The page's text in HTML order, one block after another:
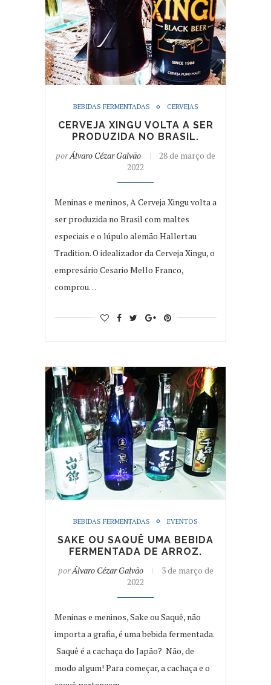
BEBIDAS FERMENTADAS CERVEJAS
CERVEJA XINGU VOLTA A SER
PRODUZIDA NO BRASIL.
porÁlvaro Cézar Galvão
28 de março de
2022
Meninas e meninos, A Cerveja Xingu volta a
ser produzida no Brasil com maltes
especiais e o lúpulo alemão Hallertau
Tradition. O idealizador da Cerveja Xingu, o
empresário Cesario Mello Franco,
comprou…
BEBIDAS FERMENTADAS EVENTOS
SAKE OU SAQUÊ UMA BEBIDA
FERMENTADA DE ARROZ.
porÁlvaro Cézar Galvão
3 de março de
2022
Meninas e meninos, Sake ou Saquê, não
importa a grafia, é uma bebida fermentada.
Saquê é a cachaça do Japão? Não, de
modo algum! Para começar, a cachaça e o